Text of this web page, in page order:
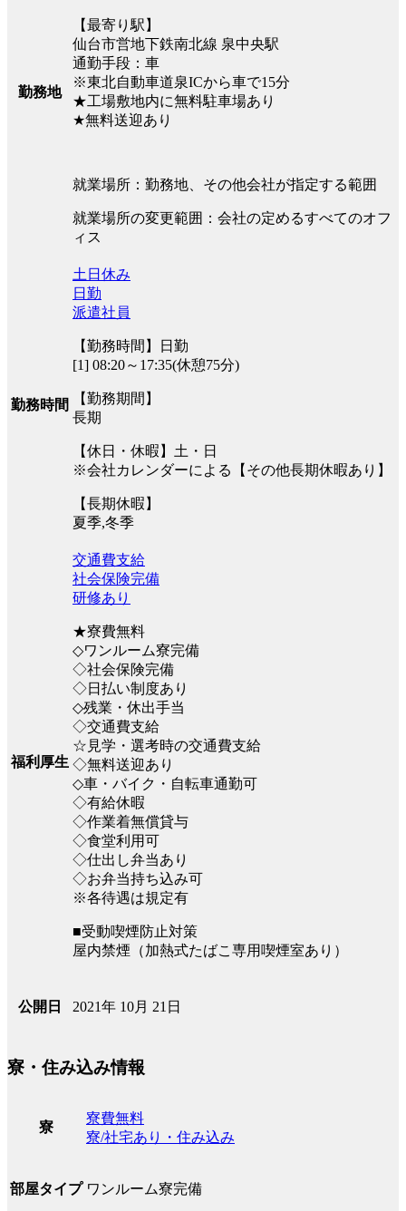
勤務地
【最寄り駅】
仙台市営地下鉄南北線 泉中央駅
通勤手段：車
※東北自動車道泉ICから車で15分
★工場敷地内に無料駐車場あり
★無料送迎あり
就業場所：勤務地、その他会社が指定する範囲
就業場所の変更範囲：会社の定めるすべてのオフ
ィス
勤務時間
土日休み
日勤
派遣社員
【勤務時間】日勤
[1] 08:20～17:35(休憩75分)
【勤務期間】
長期
【休日・休暇】土・日
※会社カレンダーによる【その他長期休暇あり】
【長期休暇】
夏季,冬季
福利厚生
交通費支給
社会保険完備
研修あり
★寮費無料
◇ワンルーム寮完備
◇社会保険完備
◇日払い制度あり
◇残業・休出手当
◇交通費支給
☆見学・選考時の交通費支給
◇無料送迎あり
◇車・バイク・自転車通勤可
◇有給休暇
◇作業着無償貸与
◇食堂利用可
◇仕出し弁当あり
◇お弁当持ち込み可
※各待遇は規定有
■受動喫煙防止対策
屋内禁煙（加熱式たばこ専用喫煙室あり）
公開日 2021年 10月 21日
寮・住み込み情報
寮
寮費無料
寮/社宅あり・住み込み
部屋タイプ ワンルーム寮完備